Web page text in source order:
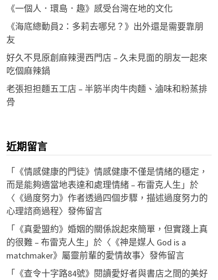
《一個人．環島．趣》感受台灣在地的文化
《海底總動員2：多莉去哪兒？》出外還是需要靠朋
友
好久不見原創麻辣燙西門店 – 久未見面的朋友一起來
吃個麻辣鍋
老張担担麵五工店 – 半筋半肉牛肉麵、滷味和粉蒸排
骨
近期留言
「《情感健康的門徒》情感健康不僅是情緒的穩定，
而是能夠適當地表達和處理情緒 – 布雷克人生 」於
〈 《過度努力》作者透過四個步驟，描述過度努力的
心理諮商過程〉發佈留言
「《真愛盟約》婚姻的關係說起來簡單，但實踐上真
的很難 – 布雷克人生 」於〈 《神是媒人 God is a
matchmaker》屬靈前輩的愛情故事〉發佈留言
「《查令十字路84號》閱讀愛好者與書店之間的美好